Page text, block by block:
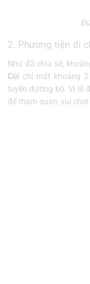
2. Phương tiện di
Như đã chia sẻ,
Cúi chỉ mất khoảng
tuyến đường bộ. Vì lẽ
để tham quan, vui